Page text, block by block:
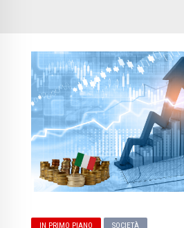
IN PRIMO PIANO SOCIETÀ